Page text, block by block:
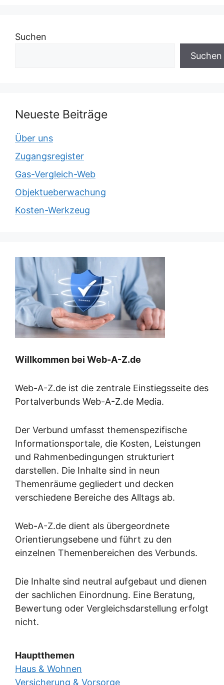
Suchen
Suchen
Neueste Beiträge
Über uns
Zugangsregister
Gas-Vergleich-Web
Objektueberwachung
Kosten-Werkzeug
Willkommen bei Web-A-Z.de
Web-A-Z.de ist die zentrale Einstiegsseite des
Portalverbunds Web-A-Z.de Media.
Der Verbund umfasst themenspezifische
Informationsportale, die Kosten, Leistungen
und Rahmenbedingungen strukturiert
darstellen. Die Inhalte sind in neun
Themenräume gegliedert und decken
verschiedene Bereiche des Alltags ab.
Web-A-Z.de dient als übergeordnete
Orientierungsebene und führt zu den
einzelnen Themenbereichen des Verbunds.
Die Inhalte sind neutral aufgebaut und dienen
der sachlichen Einordnung. Eine Beratung,
Bewertung oder Vergleichsdarstellung erfolgt
nicht.
Hauptthemen
Haus & Wohnen
Versicherung & Vorsorge